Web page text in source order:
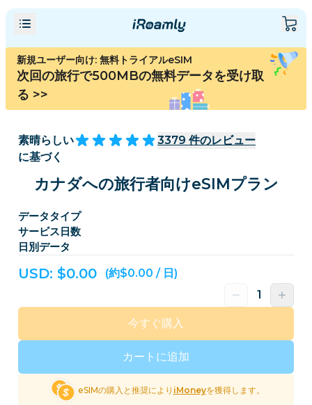
新規ユーザー向け: 無料トライアルeSIM
次回の旅行で500MBの無料データを受け取
る >>
素晴らしい 3379 件のレビュー
に基づく
カナダへの旅行者向けeSIMプラン
データタイプ
サービス日数
日別データ
USD: $0.00 (約$0.00 / 日)
カートに追加
今すぐ購入
eSIMの購入と推奨により iMoneyを獲得します。